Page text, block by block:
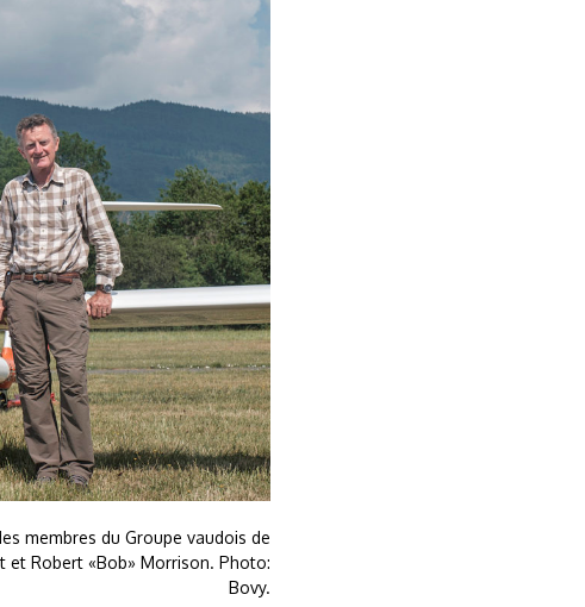
membres du Groupe vaudois de
et Robert «Bob» Morrison. Photo:
Bovy.